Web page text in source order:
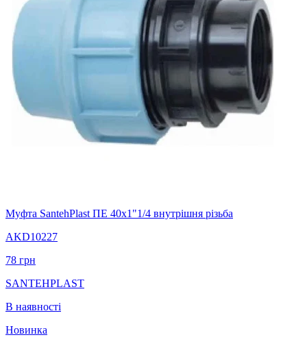
Муфта SantehPlast ПЕ 40x1"1/4 внутрішня різьба
AKD10227
78 грн
SANTEHPLAST
В наявності
Новинка